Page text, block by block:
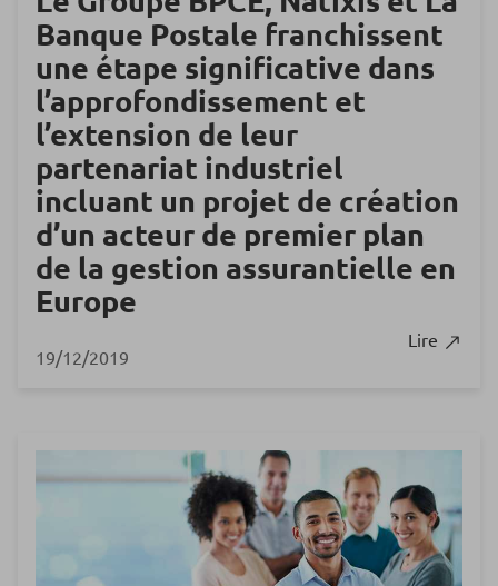
Banque Postale franchissent
une étape significative dans
l’approfondissement et
l’extension de leur
partenariat industriel
incluant un projet de création
d’un acteur de premier plan
de la gestion assurantielle en
Europe
19/12/2019
Lire